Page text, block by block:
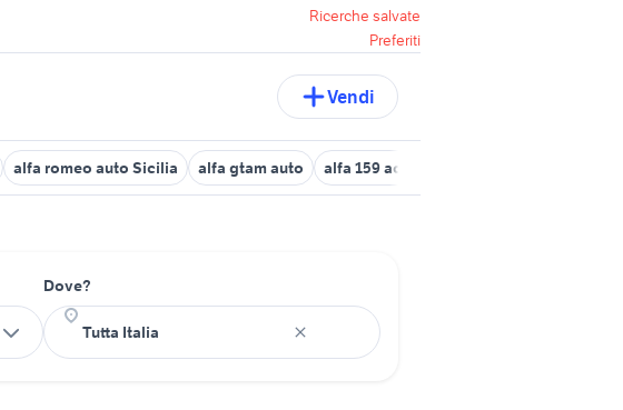
Ricerche salvate
Preferiti
Vendi
alfa romeo auto Sicilia alfa gtam auto alfa 159 accessori auto Roma provincia
Dove?